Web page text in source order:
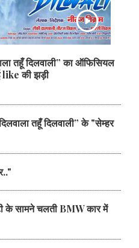
तहूँ दिलवाली” का ऑफिसियल
like की झड़ी
तहूँ दिलवाली” के "सेम्हर
के सामने चलती BMW कार में